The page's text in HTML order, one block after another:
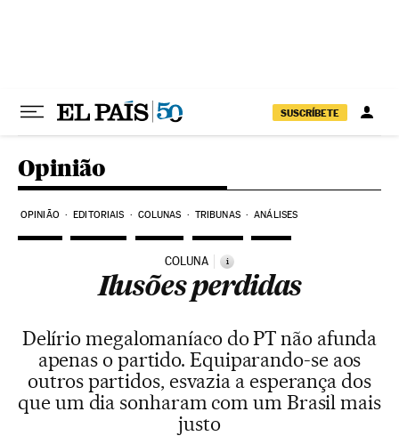
SUSCRÍBETE
Opinião
OPINIÃO EDITORIAIS COLUNAS TRIBUNAS ANÁLISES
COLUNA i
Ilusões perdidas
Delírio megalomaníaco do PT não afunda
apenas o partido. Equiparando-se aos
outros partidos, esvazia a esperança dos
que um dia sonharam com um Brasil mais
justo